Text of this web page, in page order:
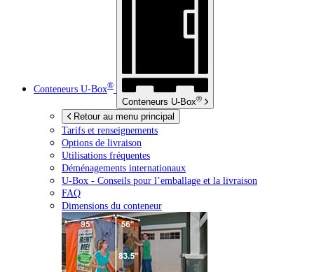
Conteneurs U-Box®
Conteneurs U-Box®
Retour au menu principal
Tarifs et renseignements
Options de livraison
Utilisations fréquentes
Déménagements internationaux
U-Box - Conseils pour l’emballage et la livraison
FAQ
Dimensions du conteneur